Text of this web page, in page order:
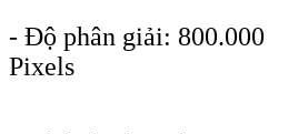
- Độ phân giải: 800.000